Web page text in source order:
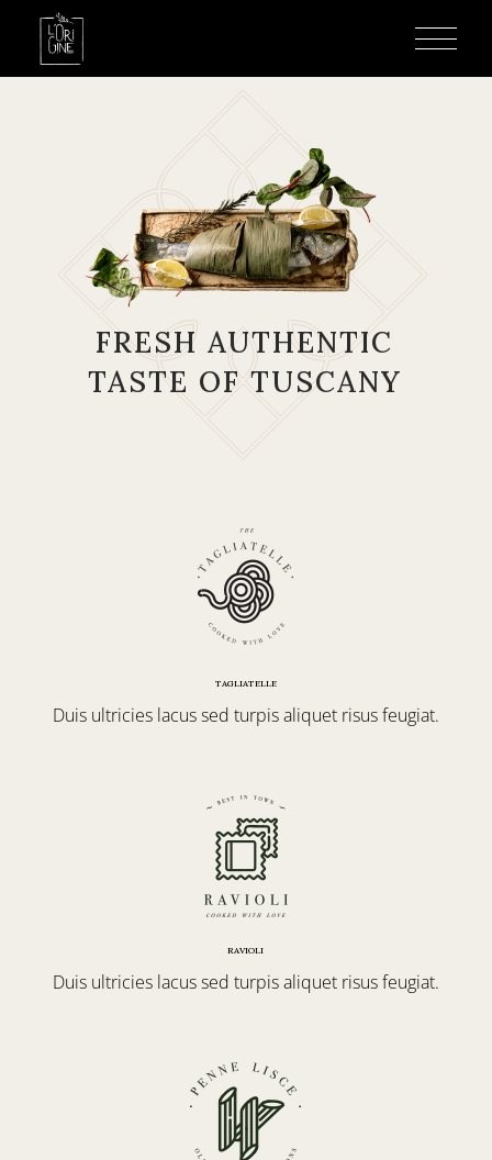
FRESH AUTHENTIC
TASTE OF TUSCANY
TAGLIATELLE
Duis ultricies lacus sed turpis aliquet risus feugiat.
RAVIOLI
Duis ultricies lacus sed turpis aliquet risus feugiat.